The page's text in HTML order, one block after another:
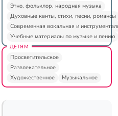
Этно, фольклор, народная музыка
Духовные канты, стихи, песни, романсы
Современная вокальная и
Учебные материалы по музыке и пению
ДЕТЯМ
Просветительское
Развлекательное
Художественное
Музыкальное